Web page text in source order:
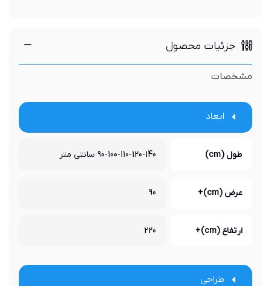
جزئیات محصول
مشخصات
ابعاد
طول (cm) 90-100-110-120-140 سانتی متر
عرض (cm)+ 90
ارتفاع (cm)+ 220
طراحی